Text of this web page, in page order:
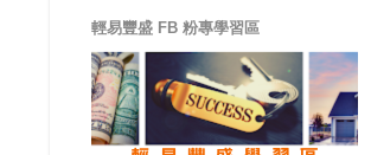
輕易豐盛 FB 粉專學習區